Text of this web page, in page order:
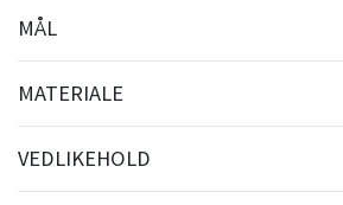
MÅL
MATERIALE
VEDLIKEHOLD